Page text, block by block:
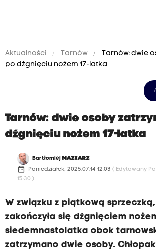
Aktualności Tarnów
Tarnów: dwie
po dźgnięciu nożem 17-latka
Tarnów: dwie osoby
dźgnięciu nożem 17-latka
Bartłomiej MAZIARZ
date_range Poniedziałek, 2025.07.14 12:03 ( Edytowany
15:30 )
W związku z piątkową
zakończyła się dźgnięciem
siedemnastolatka obok
zatrzymano dwie osoby. Chłopak